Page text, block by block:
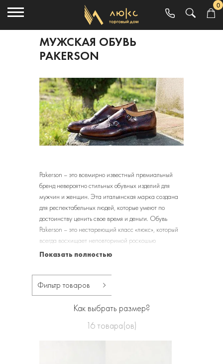
0
МУЖСКАЯ ОБУВЬ
PAKERSON
Pakerson – это всемирно известный премиальный
бренд невероятно стильных обувных изделий для
мужчин и женщин. Эта итальянская марка создана
для респектабельных людей, которые умеют по
достоинству ценить свое время и деньги. Обувь
Pakerson – это нестареющий класс «люкс», который
всегда восхищает неповторимой роскошью
натуральных материалов и изысканностью
Показать полностью
Фильтр товаров
Как выбрать размер?
16товара(ов)